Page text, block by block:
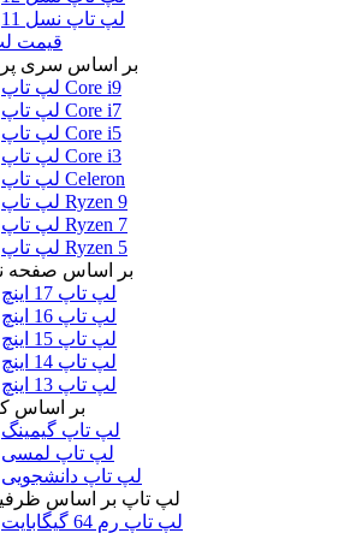
لپ تاپ نسل 11
قیمت
بر اساس سری
لپ تاپ Core i9
لپ تاپ Core i7
لپ تاپ Core i5
لپ تاپ Core i3
لپ تاپ Celeron
لپ تاپ Ryzen 9
لپ تاپ Ryzen 7
لپ تاپ Ryzen 5
بر اساس صفحه
لپ تاپ 17 اینچ
لپ تاپ 16 اینچ
لپ تاپ 15 اینچ
لپ تاپ 14 اینچ
لپ تاپ 13 اینچ
بر اساس
لپ تاپ گیمینگ
لپ تاپ لمسی
لپ تاپ دانشجویی
لپ تاپ بر اساس
لپ تاپ رم 64 گیگابایت